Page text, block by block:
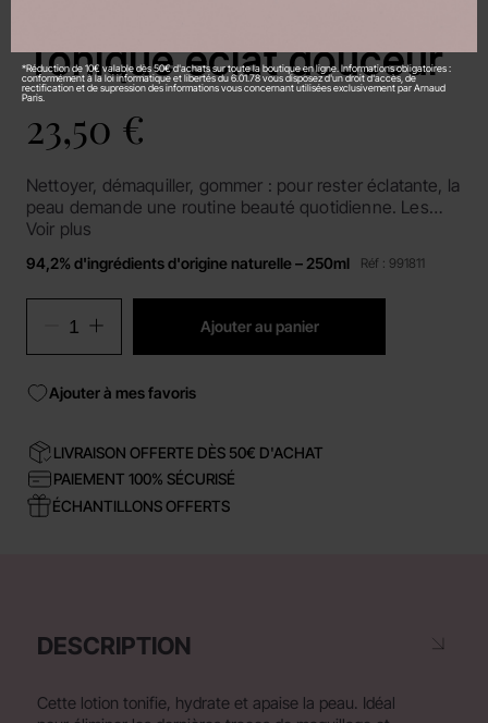
Tonique éclat douceur
23,50 €
Nettoyer, démaquiller, gommer : pour rester éclatante, la
peau demande une routine beauté quotidienne. Les
soins RITUEL VISAGE, adaptés à tous les types de
simplicité. Souriez, vous avez trouvé le rituel idéal !
Voir plus
94,2% d'ingrédients d'origine naturelle – 250ml Réf : 991811
Ajouter au panier
Ajouter à mes favoris
LIVRAISON OFFERTE DÈS 50€ D'ACHAT
PAIEMENT 100% SÉCURISÉ
ÉCHANTILLONS OFFERTS
DESCRIPTION
Cette lotion tonifie, hydrate et apaise la peau. Idéal
*Réduction de 10€ valable dès 50€ d'achats sur toute la boutique en ligne. Informations obligatoires :
conformément à la loi informatique et libertés du 6.01.78 vous disposez d'un droit d'accès, de
rectification et de supression des informations vous concernant utilisées exclusivement par Arnaud
Paris.